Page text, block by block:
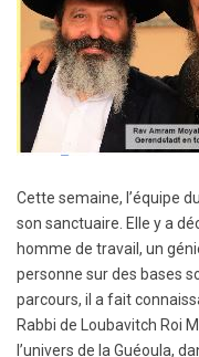
Cette semaine, l’équipe
son sanctuaire. Elle y a
homme de travail, un
personne sur des bases
parcours, il a fait
Rabbi de Loubavitch Roi
l’univers de la Guéoula,